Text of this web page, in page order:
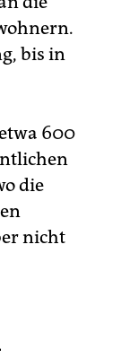
bis in
600
die
nicht